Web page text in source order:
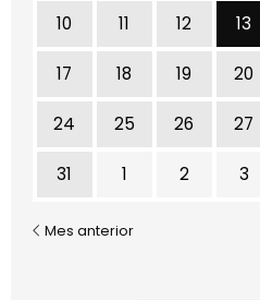
10 11 12 13
17 18 19 20
24 25 26 27
31 1 2 3
Mes anterior